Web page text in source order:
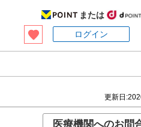
または
ログイン
更新日:
医療機関へのお問